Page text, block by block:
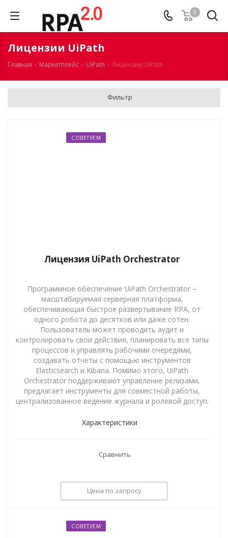
0
Лицензии UiPath
Главная - Маркетплейс - UiPath - Лицензии UiPath
Фильтр
СОВЕТУЕМ
Лицензия UiPath Orchestrator
Программное обеспечение UiPath Orchestrator –
масштабируемая серверная платформа,
обеспечивающая быстрое развертывание RPA, от
одного робота до десятков или даже сотен.
Пользователь может проводить аудит и
контролировать свои действия, планировать все типы
процессов и управлять рабочими очередями,
создавать отчеты с помощью инструментов
Elasticsearch и Kibana. Помимо этого, UiPath
Orchestrator поддерживают управление релизами,
предлагает инструменты для совместной работы,
централизованное ведение журнала и ролевой доступ.
Характеристики
Сравнить
Цена по запросу
СОВЕТУЕМ